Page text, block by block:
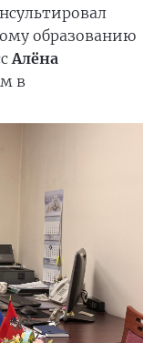
образованию
Алёна
в